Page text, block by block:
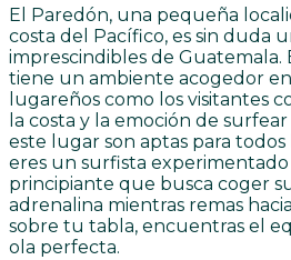
El Paredón, una pequeña
costa del Pacífico, es sin duda
imprescindibles de Guatemala.
tiene un ambiente acogedor
lugareños como los visitantes
la costa y la emoción de surfear
este lugar son aptas para todos
eres un surfista experimentado
principiante que busca coger
adrenalina mientras remas
sobre tu tabla, encuentras el
ola perfecta.